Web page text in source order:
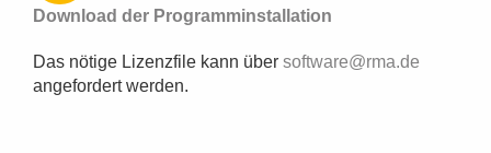
Download der Programminstallation
Das nötige Lizenzfile kann über software@rma.de
angefordert werden.